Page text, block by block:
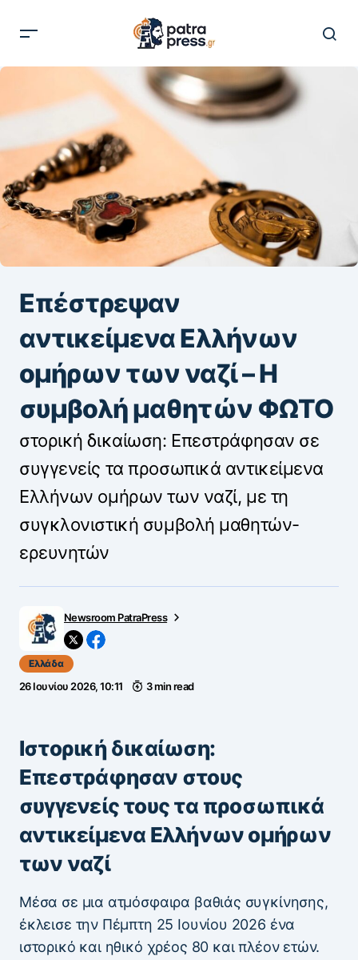
Επέστρεψαν
αντικείμενα Ελλήνων
ομήρων των ναζί – Η
συμβολή μαθητών ΦΩΤΟ
στορική δικαίωση: Επεστράφησαν σε
συγγενείς τα προσωπικά αντικείμενα
Ελλήνων ομήρων των ναζί, με τη
συγκλονιστική συμβολή μαθητών-
ερευνητών
Newsroom PatraPress
Ελλάδα
26 Ιουνίου 2026, 10:11 3 min read
Ιστορική δικαίωση:
Επεστράφησαν στους
συγγενείς τους τα προσωπικά
αντικείμενα Ελλήνων ομήρων
των ναζί
Μέσα σε μια ατμόσφαιρα βαθιάς συγκίνησης,
έκλεισε την Πέμπτη 25 Ιουνίου 2026 ένα
ιστορικό και ηθικό χρέος 80 και πλέον ετών.